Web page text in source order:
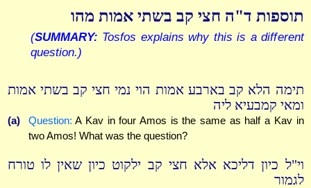
תוספות ד"ה חצי קב בשתי אמות מהו
(SUMMARY: Tosfos explains why this is a different
question.)
תימה הלא קב בארבע אמות הוי נמי חצי קב בשתי אמות
ומאי קמבעיא ליה
(a) Question: A Kav in four Amos is the same as half a Kav in
two Amos! What was the question?
וי"ל כיון דליכא אלא חצי קב ילקוט כיון שאין לו טורח
לגמור